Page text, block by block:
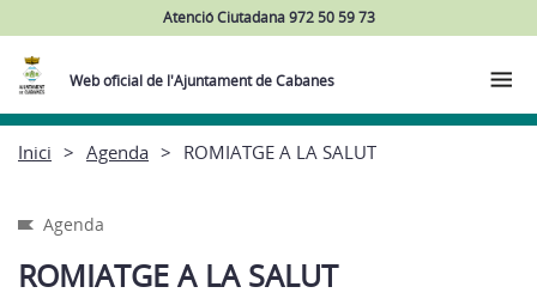
Atenció Ciutadana 972 50 59 73
Web oficial de l'Ajuntament de Cabanes
Inici Agenda ROMIATGE A LA SALUT
Agenda
ROMIATGE A LA SALUT